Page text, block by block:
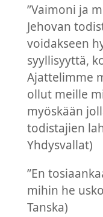
”Vaimoni ja
Jehovan
voidakseen
syyllisyyttä,
Ajattelimme
ollut meille
myöskään
todistajien
Yhdysvallat)
”En
mihin he
Tanska)